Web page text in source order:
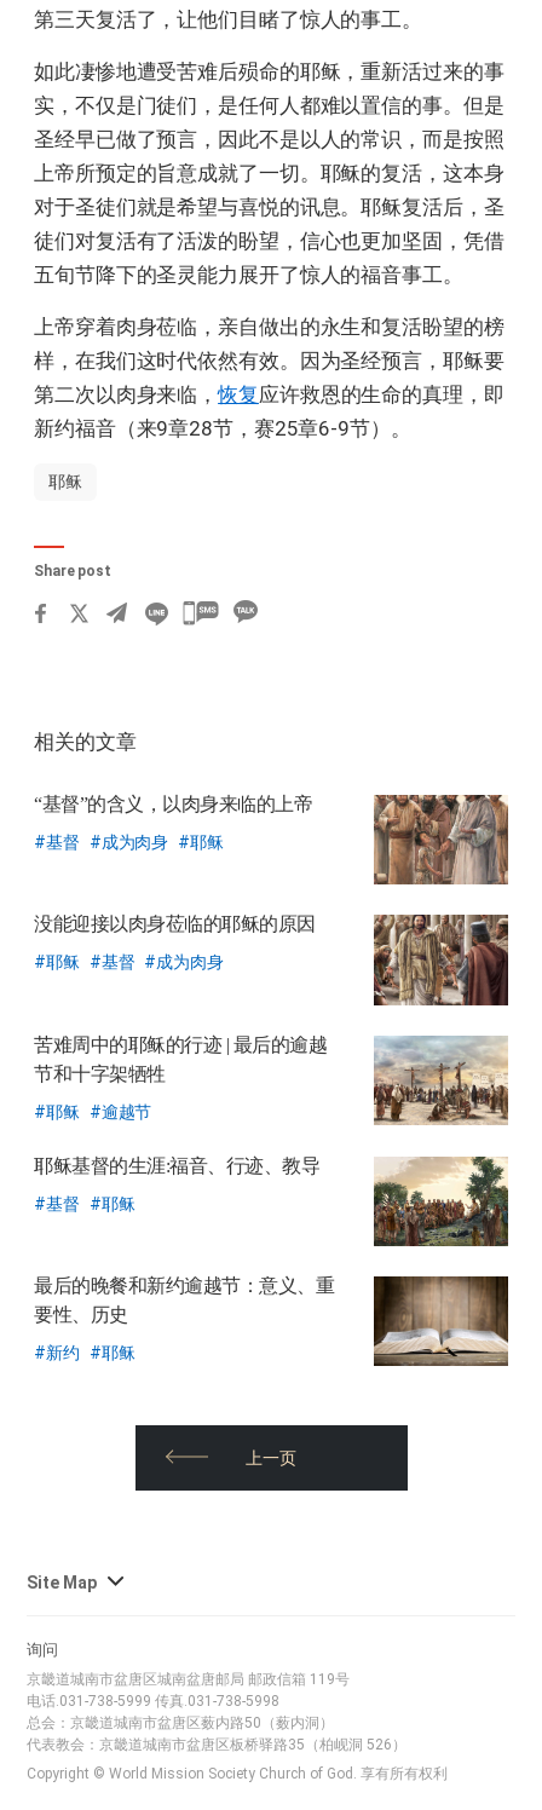
第三天复活了，让他们目睹了惊人的事工。
如此凄惨地遭受苦难后殒命的耶稣，重新活过来的事
实，不仅是门徒们，是任何人都难以置信的事。但是
圣经早已做了预言，因此不是以人的常识，而是按照
上帝所预定的旨意成就了一切。耶稣的复活，这本身
对于圣徒们就是希望与喜悦的讯息。耶稣复活后，圣
徒们对复活有了活泼的盼望，信心也更加坚固，凭借
五旬节降下的圣灵能力展开了惊人的福音事工。
上帝穿着肉身莅临，亲自做出的永生和复活盼望的榜
样，在我们这时代依然有效。因为圣经预言，耶稣要
第二次以肉身来临，恢复应许救恩的生命的真理，即
新约福音（来9章28节，赛25章6-9节）。
耶稣
Share post
카
하
相关的文章
“基督”的含义， 以肉身来临的上帝
基督 成为肉身 耶稣
没能迎接以肉身莅临的耶稣的原因
耶稣 基督 成为肉身
苦难周中的耶稣的行迹 | 最后的逾越
节和十字架牺牲
耶稣 逾越节
耶稣基督的生涯:福音、行迹、教导
基督 耶稣
最后的晚餐和新约逾越节：意义、重
要性、历史
新约 耶稣
上一页
Site Map 사
전
체
보
기
询问
京畿道城南市盆唐区城南盆唐邮局 邮政信箱 119号
电话.031-738-5999 传真.031-738-5998
总会：京畿道城南市盆唐区薮内路50（薮内洞）
代表教会：京畿道城南市盆唐区板桥驿路35（柏岘洞 526）
Copyright © World Mission Society Church of God. 享有所有权利